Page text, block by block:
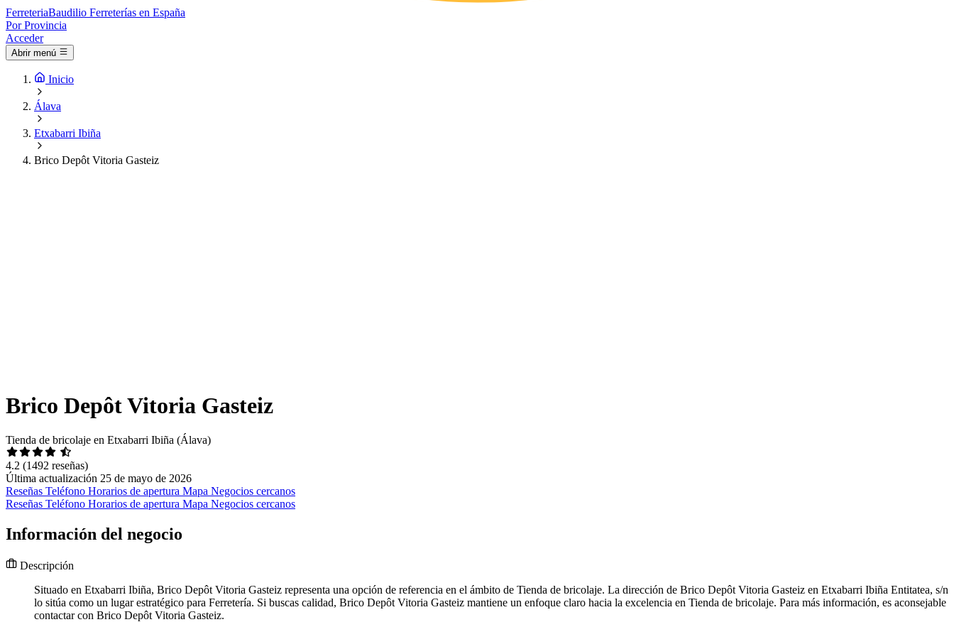
FerreteriaBaudilio Ferreterías en España
Por Provincia
Acceder
Abrir menú
Inicio
Álava
Etxabarri Ibiña
Brico Depôt Vitoria Gasteiz
Brico Depôt Vitoria Gasteiz
Tienda de bricolaje en Etxabarri Ibiña (Álava)
4.2 (1492 reseñas)
Última actualización 25 de mayo de 2026
Reseñas Teléfono Horarios de apertura Mapa Negocios cercanos
Reseñas Teléfono Horarios de apertura Mapa Negocios cercanos
Información del negocio
Descripción
Situado en Etxabarri Ibiña, Brico Depôt Vitoria Gasteiz representa una opción de referencia en el ámbito de Tienda de bricolaje. La dirección de Brico Depôt Vitoria Gasteiz en Etxabarri Ibiña Entitatea, s/n
lo sitúa como un lugar estratégico para Ferretería. Si buscas calidad, Brico Depôt Vitoria Gasteiz mantiene un enfoque claro hacia la excelencia en Tienda de bricolaje. Para más información, es aconsejable
contactar con Brico Depôt Vitoria Gasteiz.